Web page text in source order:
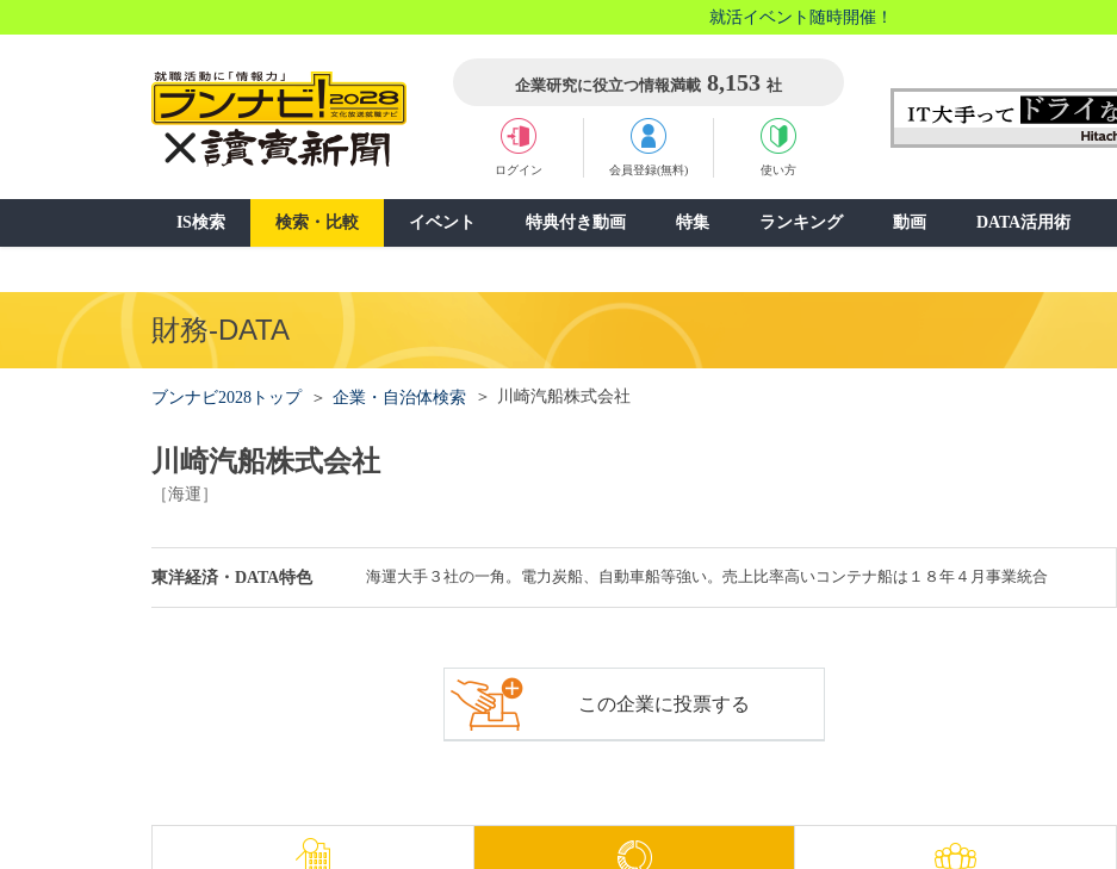
就活イベント随時開催！
企業研究に役立つ情報満載 8,153 社
ログイン 会員登録(無料) 使い方
IS検索 検索・比較 イベント 特典付き動画 特集 ランキング 動画 DATA活用術
財務-DATA
ブンナビ2028トップ 企業・自治体検索 川崎汽船株式会社
川崎汽船株式会社
［海運］
東洋経済・DATA特色 海運大手３社の一角。電力炭船、自動車船等強い。売上比率高いコンテナ船は１８年４月事業統合
この企業に投票する